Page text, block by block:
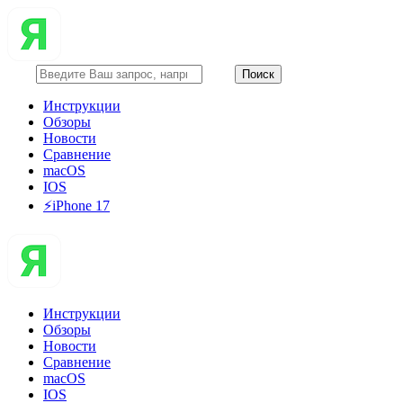
Инструкции
Обзоры
Новости
Сравнение
macOS
IOS
⚡️iPhone 17
Инструкции
Обзоры
Новости
Сравнение
macOS
IOS